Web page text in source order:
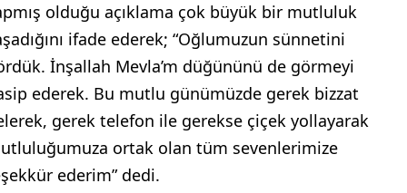
olduğu açıklama çok büyük bir mutluluk
ifade ederek; “Oğlumuzun sünnetini
İnşallah Mevla’m düğününü de görmeyi
ederek. Bu mutlu günümüzde gerek bizzat
gerek telefon ile gerekse çiçek yollayarak
ortak olan tüm sevenlerimize
ederim” dedi.